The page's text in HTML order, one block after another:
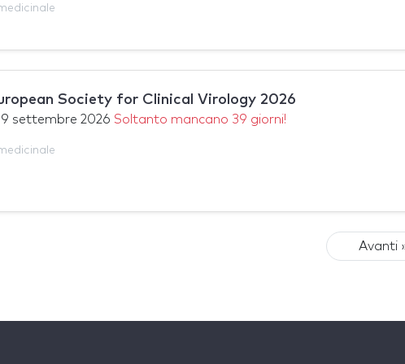
Society for Clinical Virology 2026
settembre 2026 Soltanto mancano 39 giorni!
Avanti